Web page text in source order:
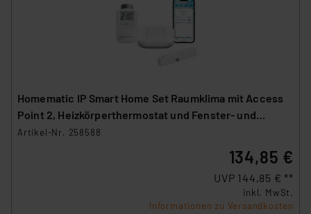
Homematic IP Smart Home Set Raumklima mit Access
Point 2, Heizkörperthermostat und Fenster- und
Türkontakt
Artikel-Nr. 258588
134,85 €
UVP 144,85 € **
inkl. MwSt.
Informationen zu Versandkosten